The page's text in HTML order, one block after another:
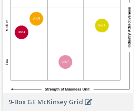
9-Box GE McKinsey Grid